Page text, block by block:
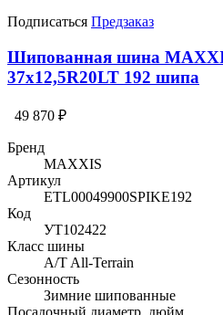
Подписаться Предзаказ
Шипованная шина
37x12,5R20LT 192 шипа
49 870 ₽
Бренд
MAXXIS
Артикул
ETL00049900SPIKE192
Код
УТ102422
Класс шины
A/T All-Terrain
Сезонность
Зимние шипованные
Посадочный диаметр, дюйм